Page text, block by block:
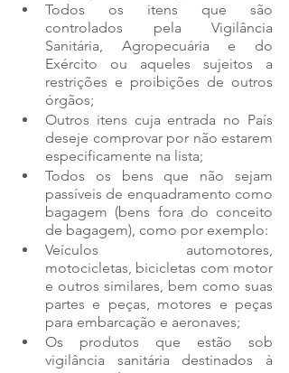
Todos os itens que são
controlados pela Vigilância
Sanitária, Agropecuária e do
Exército ou aqueles sujeitos a
restrições e proibições de outros
órgãos;
Outros itens cuja entrada no País
deseje comprovar por não estarem
especificamente na lista;
Todos os bens que não sejam
passíveis de enquadramento como
bagagem (bens fora do conceito
de bagagem), como por exemplo:
Veículos automotores,
motocicletas, bicicletas com motor
e outros similares, bem como suas
partes e peças, motores e peças
para embarcação e aeronaves;
Os produtos que estão sob
vigilância sanitária destinados à